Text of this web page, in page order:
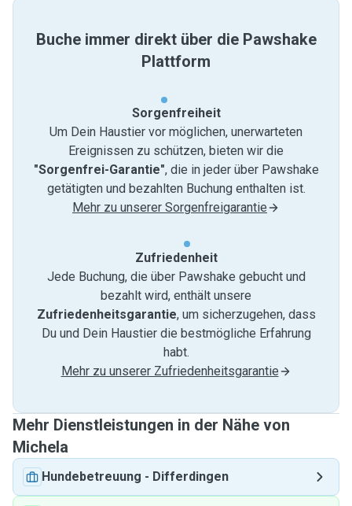
Buche immer direkt über die Pawshake
Plattform
Sorgenfreiheit
Um Dein Haustier vor möglichen, unerwarteten
Ereignissen zu schützen, bieten wir die
"Sorgenfrei-Garantie", die in jeder über Pawshake
getätigten und bezahlten Buchung enthalten ist.
Mehr zu unserer Sorgenfreigarantie
Zufriedenheit
Jede Buchung, die über Pawshake gebucht und
bezahlt wird, enthält unsere
Zufriedenheitsgarantie, um sicherzugehen, dass
Du und Dein Haustier die bestmögliche Erfahrung
habt.
Mehr zu unserer Zufriedenheitsgarantie
Mehr Dienstleistungen in der Nähe von
Michela
Hundebetreuung - Differdingen